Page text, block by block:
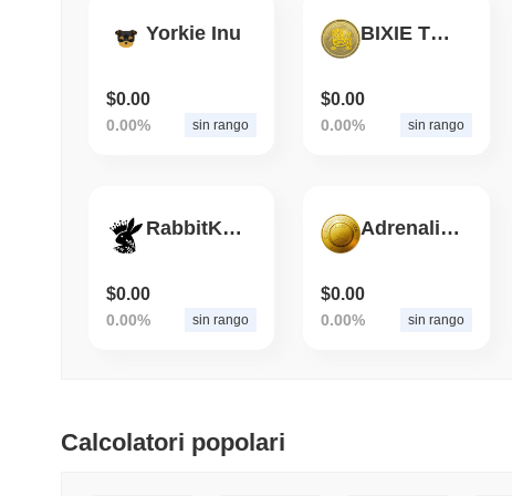
Yorkie Inu
$0.00
0.00% sin rango
BIXIE TOKEN
$0.00
0.00% sin rango
RabbitKing
$0.00
0.00% sin rango
Adrenaline
$0.00
0.00% sin rango
Calcolatori popolari